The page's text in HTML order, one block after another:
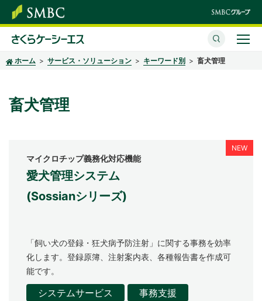
ホーム サービス・ソリューション キーワード別 畜犬管理
畜犬管理
愛犬管理システム
(Sossianシリーズ)
マイクロチップ義務化対応機能
「飼い犬の登録・狂犬病予防注射」に関する事務を効率
化します。登録原簿、注射案内表、各種報告書を作成可
能です。
システムサービス
事務支援
さくらケーシーエスとは
サービス・ソリューション
サステナビリティ
企業情報